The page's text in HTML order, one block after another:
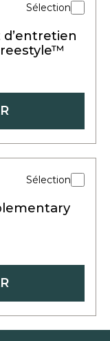
Sélection
Sélection